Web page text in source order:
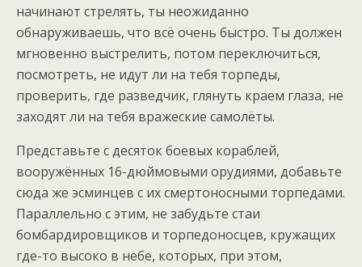
начинают стрелять, ты неожиданно
обнаруживаешь, что всё очень быстро. Ты должен
мгновенно выстрелить, потом переключиться,
посмотреть, не идут ли на тебя торпеды,
проверить, где разведчик, глянуть краем глаза, не
заходят ли на тебя вражеские самолёты.
Представьте с десяток боевых кораблей,
вооружённых 16-дюймовыми орудиями, добавьте
сюда же эсминцев с их смертоносными торпедами.
Параллельно с этим, не забудьте стаи
бомбардировщиков и торпедоносцев, кружащих
где-то высоко в небе, которых, при этом,